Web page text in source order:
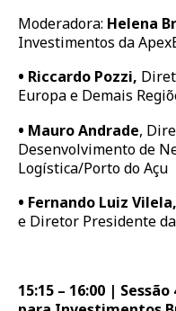
Moderadora: Helena
Investimentos da
• Riccardo Pozzi,
Europa e Demais
• Mauro Andrade,
Desenvolvimento de
Logística/Porto do Açu
• Fernando Luiz Vilela,
e Diretor Presidente
15:15 – 16:00 |